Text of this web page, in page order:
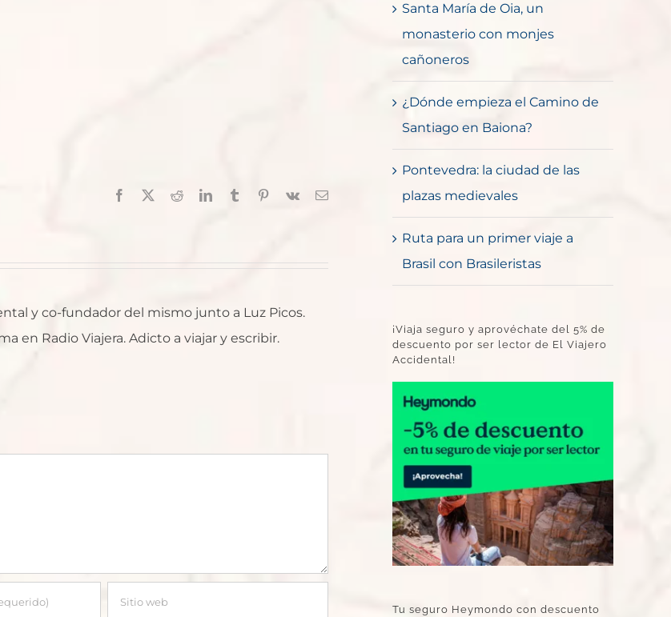
Facebook RedditLinkedInTumblr Pinterest
Vk
Correo
y co-fundador del mismo junto a Luz Picos.
en Radio Viajera. Adicto a viajar y escribir.
Santa María de Oia, un
monasterio con monjes
cañoneros
¿Dónde empieza el Camino de
Santiago en Baiona?
Pontevedra: la ciudad de las
plazas medievales
Ruta para un primer viaje a
Brasil con Brasileristas
¡Viaja seguro y aprovéchate del 5% de
descuento por ser lector de El Viajero
Accidental!
Tu seguro Heymondo con descuento